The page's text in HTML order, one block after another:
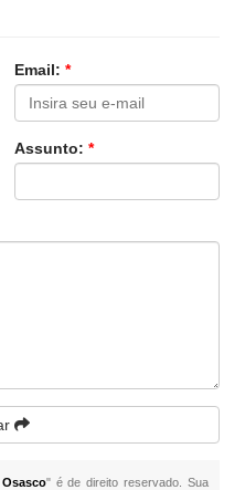
Email: *
Assunto: *
" é de direito reservado. Sua